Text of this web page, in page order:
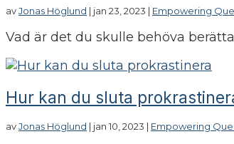
avJonas Höglund | jan 23, 2023 | Empowering
Vad är det du skulle behöva
Hur kan du sluta
avJonas Höglund | jan 10, 2023 | Empowering